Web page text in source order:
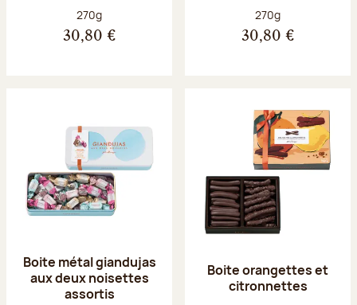
Poids net :
270g
30,80 €
Poids net :
270g
30,80 €
Boite métal giandujas
aux deux noisettes
assortis
Boite orangettes et
citronnettes